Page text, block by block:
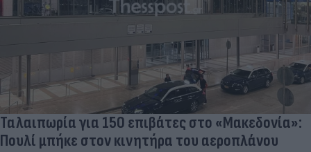
Ταλαιπωρία για 150 επιβάτες στο «Μακεδονία»:
Πουλί μπήκε στον κινητήρα του αεροπλάνου